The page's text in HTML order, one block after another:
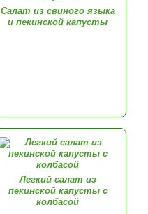
Салат из свиного языка
и пекинской капусты
Легкий салат из
пекинской капусты с
колбасой